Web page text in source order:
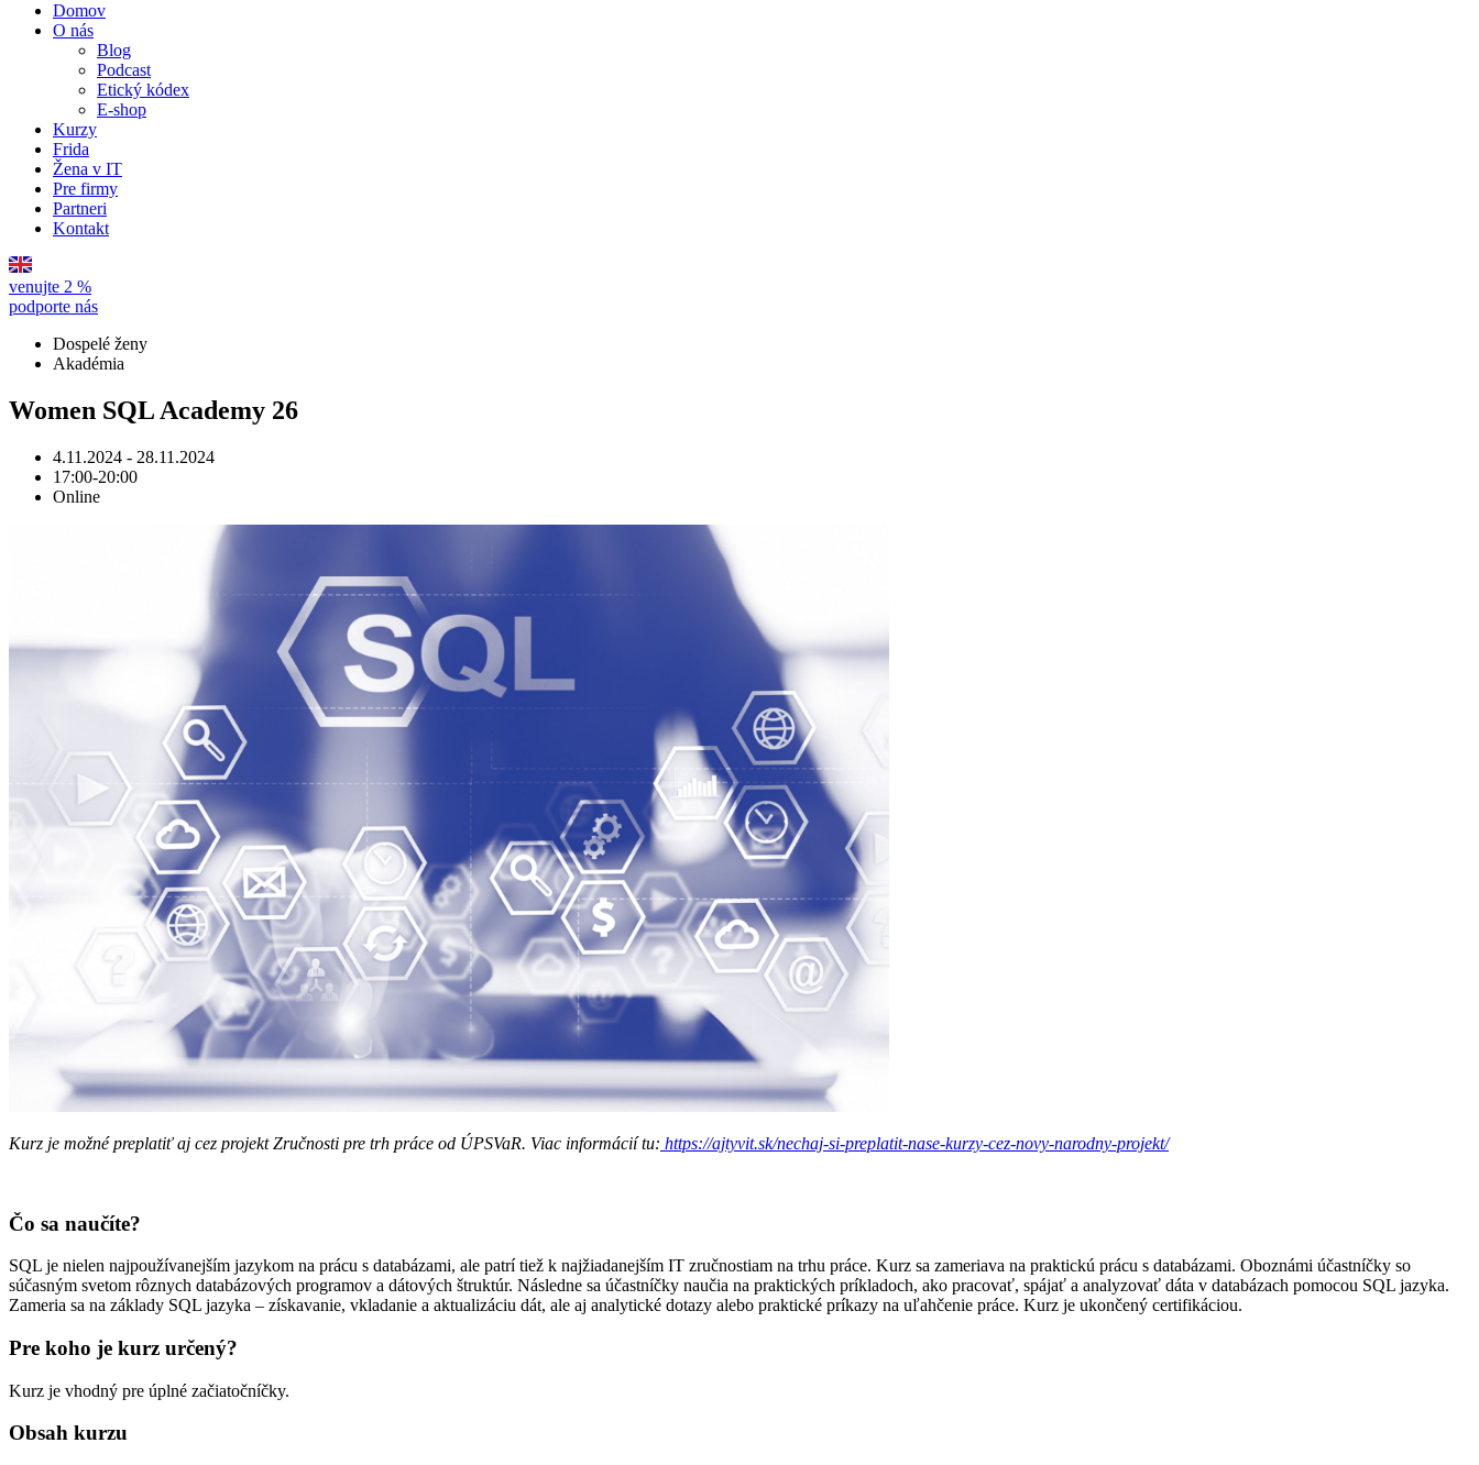
Domov
O nás
Blog
Podcast
Etický kódex
E-shop
Kurzy
Frida
Žena v IT
Pre firmy
Partneri
Kontakt
venujte 2 %
podporte nás
Dospelé ženy
Akadémia
Women SQL Academy 26
4.11.2024 - 28.11.2024
17:00-20:00
Online
Kurz je možné preplatiť aj cez projekt Zručnosti pre trh práce od ÚPSVaR. Viac informácií tu: https://ajtyvit.sk/nechaj-si-preplatit-nase-kurzy-cez-novy-narodny-projekt/
Čo sa naučíte?
SQL je nielen najpoužívanejším jazykom na prácu s databázami, ale patrí tiež k najžiadanejším IT zručnostiam na trhu práce. Kurz sa zameriava na praktickú prácu s databázami. Oboznámi účastníčky so
súčasným svetom rôznych databázových programov a dátových štruktúr. Následne sa účastníčky naučia na praktických príkladoch, ako pracovať, spájať a analyzovať dáta v databázach pomocou SQL jazyka.
Zameria sa na základy SQL jazyka – získavanie, vkladanie a aktualizáciu dát, ale aj analytické dotazy alebo praktické príkazy na uľahčenie práce. Kurz je ukončený certifikáciou.
Pre koho je kurz určený?
Kurz je vhodný pre úplné začiatočníčky.
Obsah kurzu